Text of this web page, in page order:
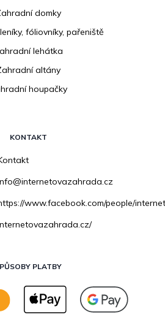
domky
fóliovníky, pařeniště
lehátka
altány
houpačky
KONTAKT
@internetovazahrada.cz
www.facebook.com/people/
PLATBY